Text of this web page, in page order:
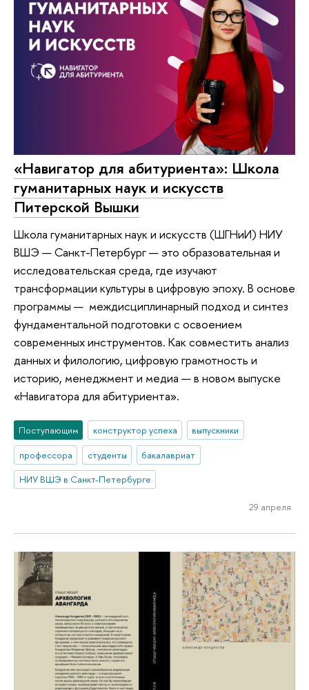
«Навигатор для абитуриента»: Школа
гуманитарных наук и искусств
Питерской Вышки
Школа гуманитарных наук и искусств (ШГНиИ) НИУ
ВШЭ — Санкт-Петербург — это образовательная и
исследовательская среда, где изучают
трансформации культуры в цифровую эпоху. В основе
программы — междисциплинарный подход и синтез
фундаментальной подготовки с освоением
современных инструментов. Как совместить анализ
данных и филологию, цифровую грамотность и
историю, менеджмент и медиа — в новом выпуске
«Навигатора для абитуриента».
Поступающим конструктор успеха
выпускники
профессора
студенты
бакалавриат
НИУ ВШЭ в Санкт-Петербурге
29 апреля